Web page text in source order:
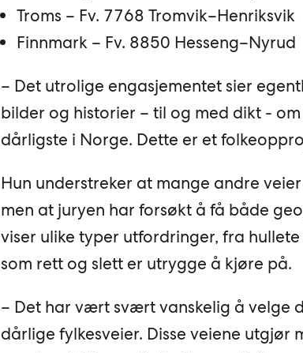
Troms – Fv. 7768 Tromvik–Henriksvik
Finnmark – Fv. 8850 Hesseng–Nyrud
– Det utrolige engasjementet sier
bilder og historier – til og med dikt -
dårligste i Norge. Dette er et
Hun understreker at mange andre
men at juryen har forsøkt å få både
viser ulike typer utfordringer, fra
som rett og slett er utrygge å kjøre på.
– Det har vært svært vanskelig å velge
dårlige fylkesveier. Disse veiene